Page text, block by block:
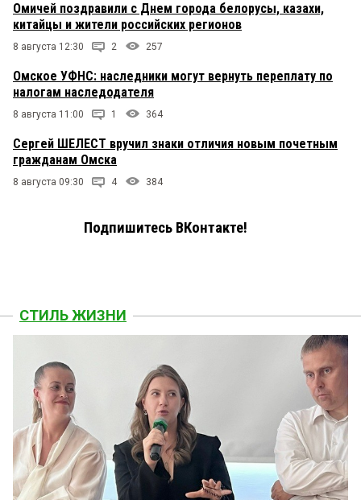
Омичей поздравили с Днем города белорусы, казахи,
китайцы и жители российских регионов
8 августа 12:30 2 257
Омское УФНС: наследники могут вернуть переплату по
налогам наследодателя
8 августа 11:00 1 364
Сергей ШЕЛЕСТ вручил знаки отличия новым почетным
гражданам Омска
8 августа 09:30 4 384
Подпишитесь ВКонтакте!
СТИЛЬ ЖИЗНИ